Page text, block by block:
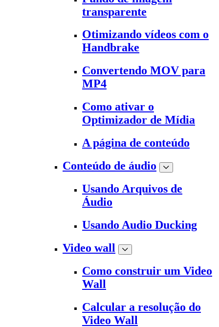
transparente
Otimizando vídeos com o
Handbrake
Convertendo MOV para
MP4
Como ativar o
Optimizador de Mídia
A página de conteúdo
Conteúdo de áudio
Usando Arquivos de
Áudio
Usando Audio Ducking
Video wall
Como construir um Video
Wall
Calcular a resolução do
Video Wall